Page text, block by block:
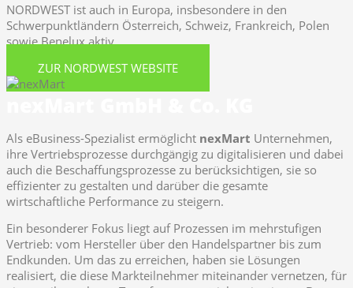
NORDWEST ist auch in Europa, insbesondere in den
Schwerpunktländern Österreich, Schweiz, Frankreich, Polen
sowie Benelux aktiv.
ZUR NORDWEST WEBSITE
Als eBusiness-Spezialist ermöglicht nexMart Unternehmen,
ihre Vertriebsprozesse durchgängig zu digitalisieren und dabei
auch die Beschaffungsprozesse zu berücksichtigen, sie so
effizienter zu gestalten und darüber die gesamte
wirtschaftliche Performance zu steigern.
Ein besonderer Fokus liegt auf Prozessen im mehrstufigen
Vertrieb: vom Hersteller über den Handelspartner bis zum
Endkunden. Um das zu erreichen, haben sie Lösungen
realisiert, die diese Markteilnehmer miteinander vernetzen, für